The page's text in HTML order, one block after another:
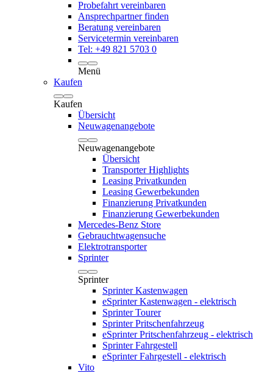
Probefahrt vereinbaren
Ansprechpartner finden
Beratung vereinbaren
Servicetermin vereinbaren
Tel: +49 821 5703 0
Menü
Kaufen
Kaufen
Übersicht
Neuwagenangebote
Neuwagenangebote
Übersicht
Transporter Highlights
Leasing Privatkunden
Leasing Gewerbekunden
Finanzierung Privatkunden
Finanzierung Gewerbekunden
Mercedes-Benz Store
Gebrauchtwagensuche
Elektrotransporter
Sprinter
Sprinter
Sprinter Kastenwagen
eSprinter Kastenwagen - elektrisch
Sprinter Tourer
Sprinter Pritschenfahrzeug
eSprinter Pritschenfahrzeug - elektrisch
Sprinter Fahrgestell
eSprinter Fahrgestell - elektrisch
Vito